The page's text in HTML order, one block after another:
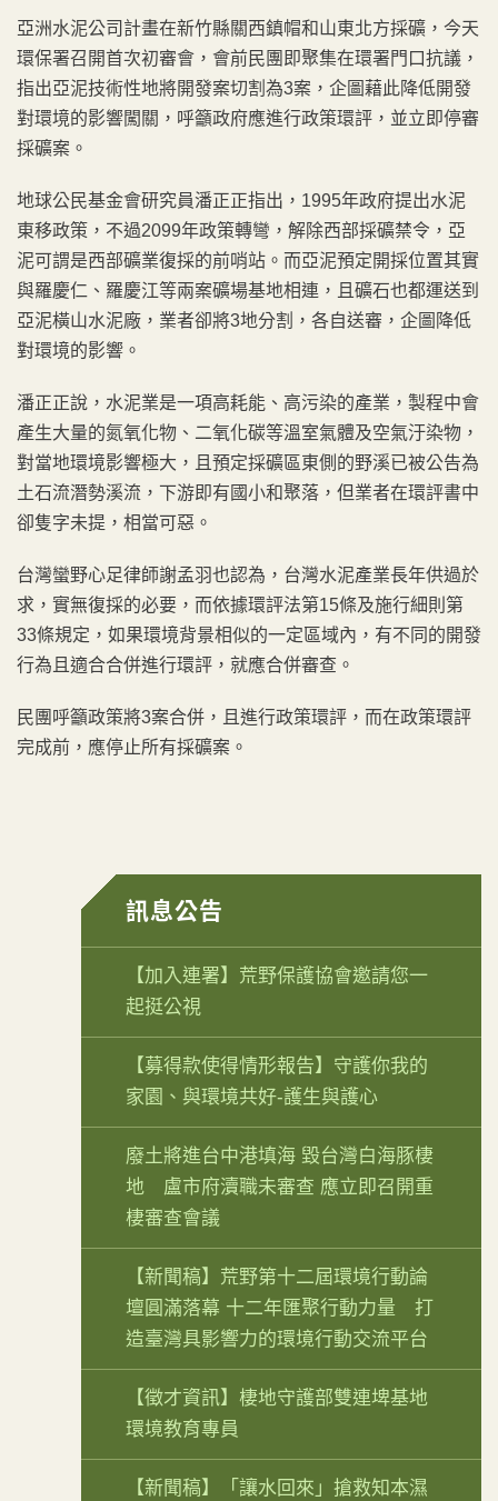
亞洲水泥公司計畫在新竹縣關西鎮帽和山東北方採礦，今天
環保署召開首次初審會，會前民團即聚集在環署門口抗議，
指出亞泥技術性地將開發案切割為3案，企圖藉此降低開發
對環境的影響闖關，呼籲政府應進行政策環評，並立即停審
採礦案。
地球公民基金會研究員潘正正指出，1995年政府提出水泥
東移政策，不過2099年政策轉彎，解除西部採礦禁令，亞
泥可謂是西部礦業復採的前哨站。而亞泥預定開採位置其實
與羅慶仁、羅慶江等兩案礦場基地相連，且礦石也都運送到
亞泥橫山水泥廠，業者卻將3地分割，各自送審，企圖降低
對環境的影響。
潘正正說，水泥業是一項高耗能、高污染的產業，製程中會
產生大量的氮氧化物、二氧化碳等溫室氣體及空氣汙染物，
對當地環境影響極大，且預定採礦區東側的野溪已被公告為
土石流潛勢溪流，下游即有國小和聚落，但業者在環評書中
卻隻字未提，相當可惡。
台灣蠻野心足律師謝孟羽也認為，台灣水泥產業長年供過於
求，實無復採的必要，而依據環評法第15條及施行細則第
33條規定，如果環境背景相似的一定區域內，有不同的開發
行為且適合合併進行環評，就應合併審查。
民團呼籲政策將3案合併，且進行政策環評，而在政策環評
完成前，應停止所有採礦案。
訊息公告
【加入連署】荒野保護協會邀請您一
起挺公視
【募得款使得情形報告】守護你我的
家園、與環境共好-護生與護心
廢土將進台中港填海 毀台灣白海豚棲
地 盧市府瀆職未審查 應立即召開重
棲審查會議
【新聞稿】荒野第十二屆環境行動論
壇圓滿落幕 十二年匯聚行動力量 打
造臺灣具影響力的環境行動交流平台
【徵才資訊】棲地守護部雙連埤基地
環境教育專員
【新聞稿】「讓水回來」搶救知本濕